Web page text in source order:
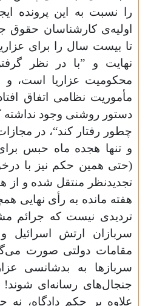
را نسبت به این پرونده
اولیه‌ی کارشناسان حقوق
تا بیست سال را برای
نهایت و ”با در نظر
محکومیت عزاریا است،
مأموریت نظامی اتفاق
دستور روشنی وجود نداشته
چطور رفتار کند“،‌ در
و تنها هجده ماه حبس
(حتی همین حکم نیز با
تجدیدنظر منتقل شده و از
تردیدی نیست که جرائم
سربازان ارتش اسرائیل
مقامات دولتی صورت
سربازها به بدشانسی
جنجال‌های رسانه‌ای شوند!
علاوه بر حکم دادگاه،